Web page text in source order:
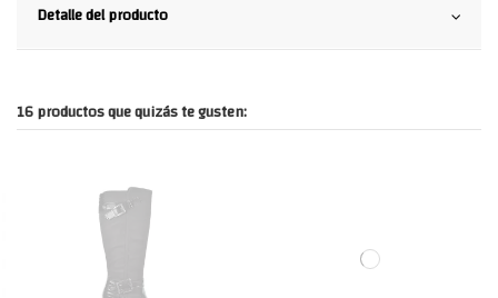
Detalle del producto
16 productos que quizás te gusten: